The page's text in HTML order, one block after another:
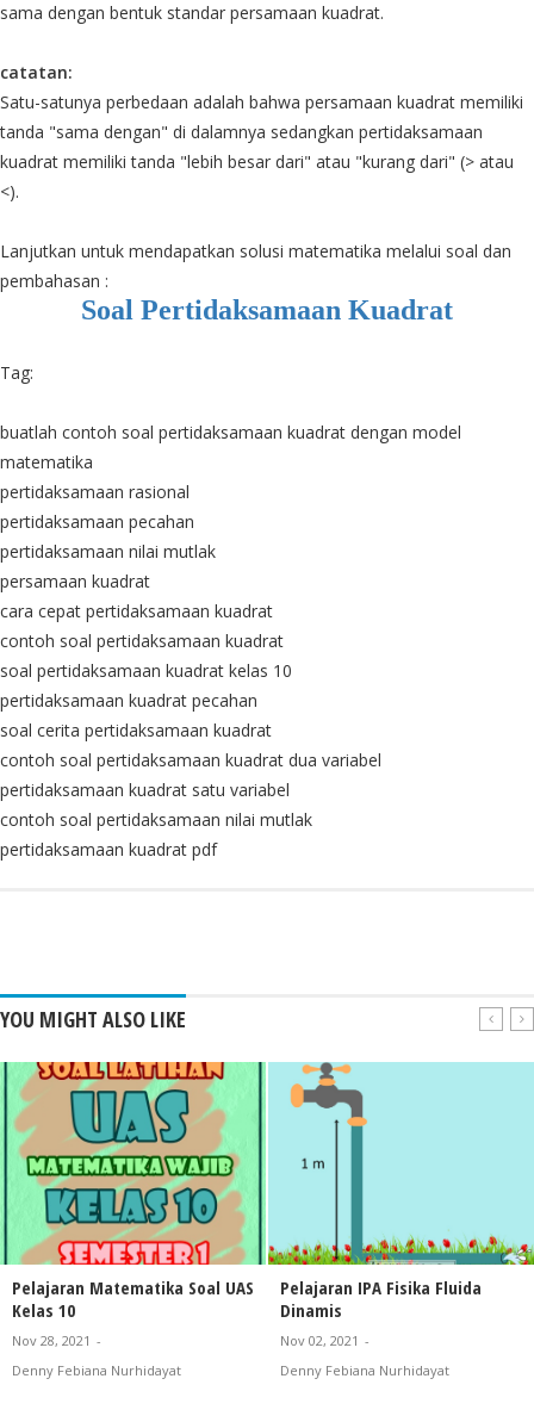
sama dengan bentuk standar persamaan kuadrat.
catatan:
Satu-satunya perbedaan adalah bahwa persamaan kuadrat memiliki
tanda "sama dengan" di dalamnya sedangkan pertidaksamaan
kuadrat memiliki tanda "lebih besar dari" atau "kurang dari" (> atau
<).
Lanjutkan untuk mendapatkan solusi matematika melalui soal dan
pembahasan :
Soal Pertidaksamaan Kuadrat
Tag:
buatlah contoh soal pertidaksamaan kuadrat dengan model
matematika
pertidaksamaan rasional
pertidaksamaan pecahan
pertidaksamaan nilai mutlak
persamaan kuadrat
cara cepat pertidaksamaan kuadrat
contoh soal pertidaksamaan kuadrat
soal pertidaksamaan kuadrat kelas 10
pertidaksamaan kuadrat pecahan
soal cerita pertidaksamaan kuadrat
contoh soal pertidaksamaan kuadrat dua variabel
pertidaksamaan kuadrat satu variabel
contoh soal pertidaksamaan nilai mutlak
pertidaksamaan kuadrat pdf
YOU MIGHT ALSO LIKE
Pelajaran Matematika Soal UAS
Kelas 10
Nov 28, 2021 -
Denny Febiana Nurhidayat
Pelajaran IPA Fisika Fluida
Dinamis
Nov 02, 2021 -
Denny Febiana Nurhidayat